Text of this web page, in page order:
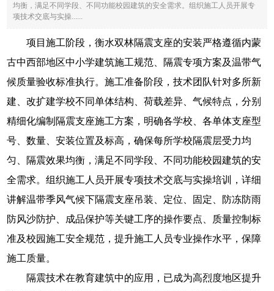
均衡，满足不同学段、不同功能校园建筑的安全需求。组织施工人员开展专
项技术交底与实操......
项目施工阶段，衡水双林隔震支座的安装严格遵循内蒙
古中西部地区中小学建筑施工规范、隔震专项方案及温带气
候质量验收标准执行。施工准备阶段，技术团队针对多所新
建、改扩建学校不同单体结构、荷载差异、气候特点，分别
精细化编制隔震支座施工方案，明确各学校、各单体支座型
号、数量、安装位置及标高，确保每所学校隔震层受力均
匀、隔震效果均衡，满足不同学段、不同功能校园建筑的安
全需求。组织施工人员开展专项技术交底与实操培训，详细
讲解温带季风气候下隔震支座吊装、定位、固定、防冻防雨
防风沙防护、成品保护等关键工序的操作要点、质量控制标
准及校园施工安全规范，提升施工人员专业操作水平，保障
施工质量。
隔震技术在教育建筑中的应用，已成为高烈度地区提升